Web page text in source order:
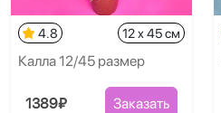
4.8 12 x 45 см
Калла 12/45 размер
1389₽ Заказать